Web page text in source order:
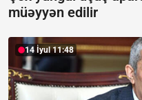
müəyyən edilir
14 İyul 11:48